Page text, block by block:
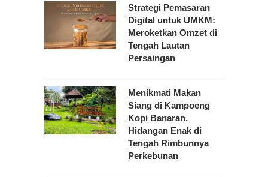
Strategi Pemasaran
Digital untuk UMKM:
Meroketkan Omzet di
Tengah Lautan
Persaingan
Menikmati Makan
Siang di Kampoeng
Kopi Banaran,
Hidangan Enak di
Tengah Rimbunnya
Perkebunan